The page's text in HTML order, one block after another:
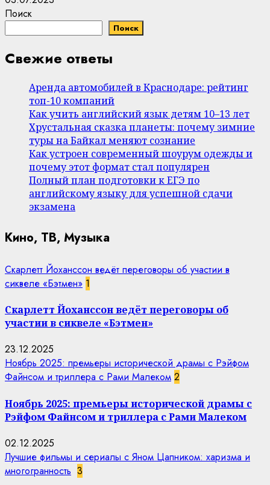
Поиск
Поиск
Свежие ответы
Аренда автомобилей в Краснодаре: рейтинг
топ-10 компаний
Как учить английский язык детям 10–13 лет
Хрустальная сказка планеты: почему зимние
туры на Байкал меняют сознание
Как устроен современный шоурум одежды и
почему этот формат стал популярен
Полный план подготовки к ЕГЭ по
английскому языку для успешной сдачи
экзамена
Кино, ТВ, Музыка
Скарлетт Йоханссон ведёт переговоры об участии в
сиквеле «Бэтмен» 1
Скарлетт Йоханссон ведёт переговоры об
участии в сиквеле «Бэтмен»
23.12.2025
Ноябрь 2025: премьеры исторической драмы с Рэйфом
Файнсом и триллера с Рами Малеком 2
Ноябрь 2025: премьеры исторической драмы с
Рэйфом Файнсом и триллера с Рами Малеком
02.12.2025
Лучшие фильмы и сериалы с Яном Цапником: харизма и
многогранность 3